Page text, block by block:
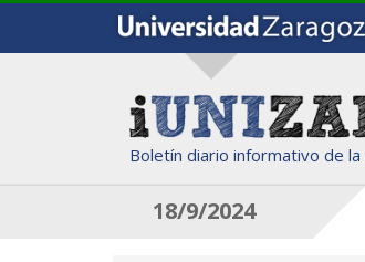
Boletín diario informativo de la
18/9/2024